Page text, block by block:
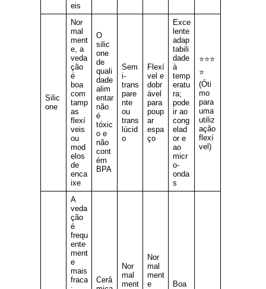
eis
Silic
one
Nor
mal
ment
e, a
veda
ção
é
boa
com
tamp
as
flexí
veis
ou
mod
elos
de
enca
ixe
O
silic
one
de
quali
dade
alim
entar
não
é
tóxic
o e
não
cont
ém
BPA
Sem
i-
trans
pare
nte
ou
trans
lúcid
o
Flexí
vel e
dobr
ável
para
poup
ar
espa
ço
Exce
lente
adap
tabili
dade
à
temp
eratu
ra;
pode
ir ao
cong
elad
or e
ao
micr
o-
onda
s
⭐⭐⭐
⭐
(Óti
mo
para
uma
utiliz
ação
flexí
vel)
A
veda
ção
é
frequ
ente
ment
e
mais
fraca
Cerâ
Nor
mal
ment
Nor
mal
ment
e
Boa